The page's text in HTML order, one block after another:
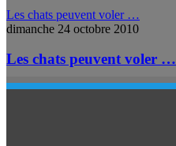
Les chats peuvent voler …
dimanche 24 octobre 2010
Les chats peuvent voler …